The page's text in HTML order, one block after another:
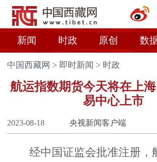
新闻 时政 原创 数
中国西藏网 > 即时新闻 > 时政
航运指数期货今天将在上
易中心上市
2023-08-18 央视新闻客户端
经中国证监会批准注册，